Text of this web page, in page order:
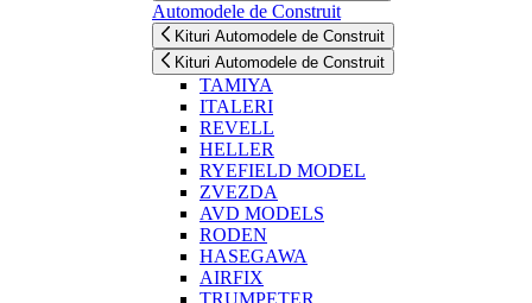
Automodele de Construit
Kituri Automodele de Construit
Kituri Automodele de Construit
TAMIYA
ITALERI
REVELL
HELLER
RYEFIELD MODEL
ZVEZDA
AVD MODELS
RODEN
HASEGAWA
AIRFIX